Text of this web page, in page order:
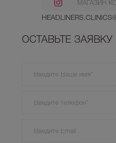
МАГАЗИН
ОСТАВЬТЕ ЗАЯВКУ